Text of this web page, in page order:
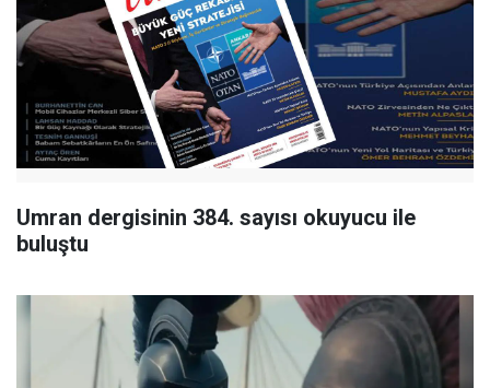
Umran dergisinin 384. sayısı okuyucu ile
buluştu